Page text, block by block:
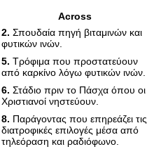
Across
2. Σπουδαία πηγή βιταμινών και
φυτικών ινών.
5. Τρόφιμα που προστατεύουν
από καρκίνο λόγω φυτικών ινών.
6. Στάδιο πριν το Πάσχα όπου οι
Χριστιανοί νηστεύουν.
8. Παράγοντας που επηρεάζει τις
διατροφικές επιλογές μέσα από
τηλεόραση και ραδιόφωνο.